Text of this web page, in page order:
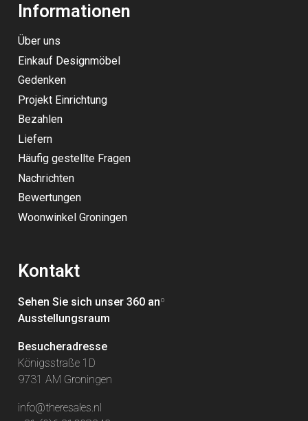
Informationen
Über uns
Einkauf Designmöbel
Gedenken
Projekt Einrichtung
Bezahlen
Liefern
Häufig gestellte Fragen
Nachrichten
Bewertungen
Woonwinkel Groningen
Kontakt
Sehen Sie sich unser 360 anº
Ausstellungsraum
Besucheradresse
Königsstraße 1D
9731 AM Groningen
info@theresales.nl